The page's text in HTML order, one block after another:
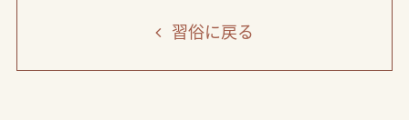
習俗に戻る